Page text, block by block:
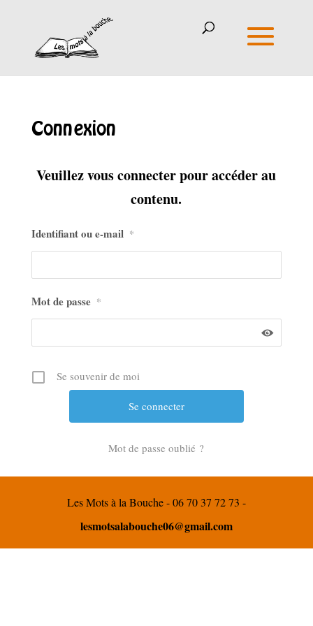
Connexion
Veuillez vous connecter pour accéder au
contenu.
Identifiant ou e-mail *
Mot de passe *
Se souvenir de moi
Mot de passe oublié ?
Les Mots à la Bouche - 06 70 37 72 73 -
lesmotsalabouche06@gmail.com